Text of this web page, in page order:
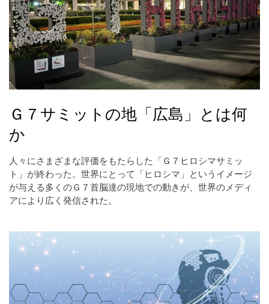
Ｇ７サミットの地「広島」とは何
か
人々にさまざまな評価をもたらした「Ｇ７ヒロシマサミッ
ト」が終わった。世界にとって「ヒロシマ」というイメージ
が与える多くのＧ７首脳達の現地での動きが、世界のメディ
アにより広く発信された。